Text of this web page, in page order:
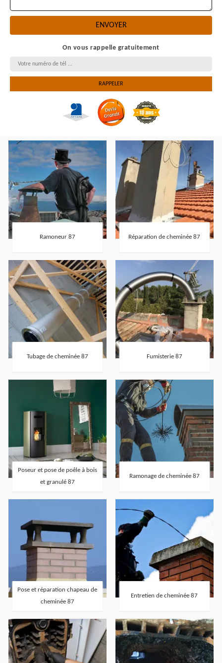
On vous rappelle gratuitement
Ramoneur 87 Réparation de cheminée 87
Tubage de cheminée 87 Fumisterie 87
Poseur et pose de poêle à bois
et granulé 87
Ramonage de cheminée 87
Pose et réparation chapeau de
cheminée 87
Entretien de cheminée 87